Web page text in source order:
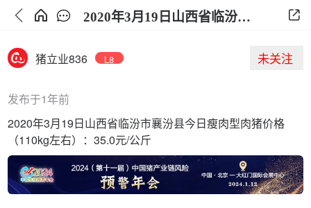
2020年3月19日山西省临汾市襄汾县今日生猪价格
猪立业836 L8 未关注
发布于1年前
2020年3月19日山西省临汾市襄汾县今日瘦肉型肉猪价格
（110kg左右）：35.0元/公斤